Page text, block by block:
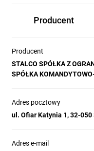
Producent
Producent
STALCO SPÓŁKA Z
SPÓŁKA
Adres pocztowy
ul. Ofiar Katynia 1, 32-050
Adres e-mail